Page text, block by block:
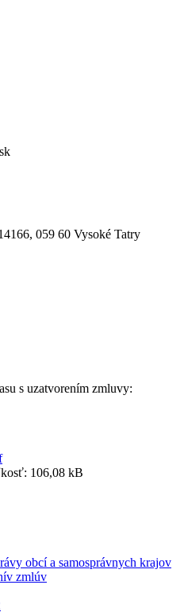
059 60 Vysoké Tatry
s uzatvorením zmluvy:
106,08 kB
obcí a samosprávnych krajov
zmlúv